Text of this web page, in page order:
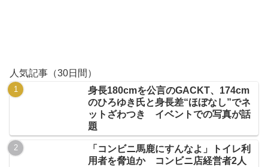
人気記事（30日間）
身長180cmを公言のGACKT、174cm
のひろゆき氏と身長差“ほぼなし”でネ
ットざわつき イベントでの写真が話
題
「コンビニ馬鹿にすんなよ」トイレ利
用者を脅迫か コンビニ店経営者2人